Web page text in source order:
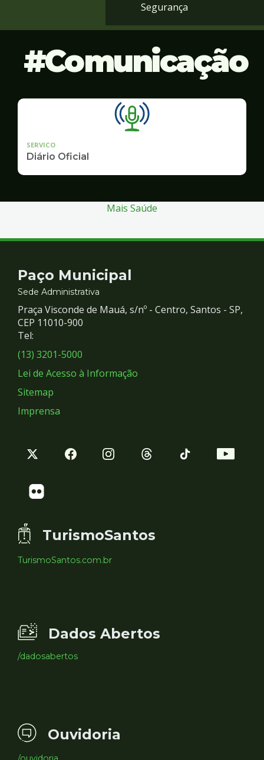
Segurança
Comunicação
SERVICO
Diário Oficial
Mais Saúde
Contato
e
Redes
Sociais
Paço Municipal
Sede Administrativa
Praça Visconde de Mauá, s/nº - Centro, Santos - SP,
CEP 11010-900
Tel:
(13) 3201-5000
Lei de Acesso à Informação
Sitemap
Imprensa
TurismoSantos
TurismoSantos.com.br
Dados Abertos
/dadosabertos
Ouvidoria